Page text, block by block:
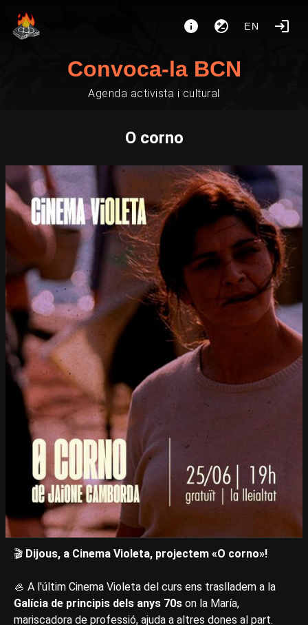
EN
Convoca-la BCN
Agenda activista i cultural
O corno
🎬 Dijous, a Cinema Violeta, projectem «O corno»!
🦪 A l'últim Cinema Violeta del curs ens traslladem a la
Galícia de principis dels anys 70s on la María,
mariscadora de professió, ajuda a altres dones al part.